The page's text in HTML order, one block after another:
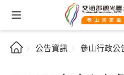
公告資訊 參山行政公